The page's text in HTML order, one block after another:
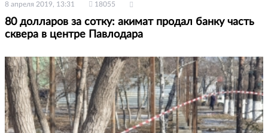
8 апреля 2019, 13:31 18055
80 долларов за сотку: акимат продал банку часть
сквера в центре Павлодара